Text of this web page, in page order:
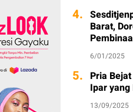
4.
Barat,
6/01/2025
5. Pria
Ipar
13/09/2025